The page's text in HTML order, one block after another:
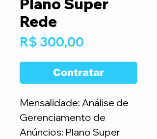
Plano Super
Rede
R$ 300,00
Contratar
Mensalidade: Análise de
Gerenciamento de
Anúncios: Plano Super